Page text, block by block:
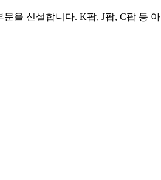
을 신설합니다. K팝, J팝, C팝 등